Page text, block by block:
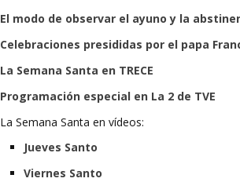
El modo de observar el ayuno y la
Celebraciones presididas por el papa
La Semana Santa en TRECE
Programación especial en La 2 de TVE
La Semana Santa en vídeos:
Jueves Santo
Viernes Santo